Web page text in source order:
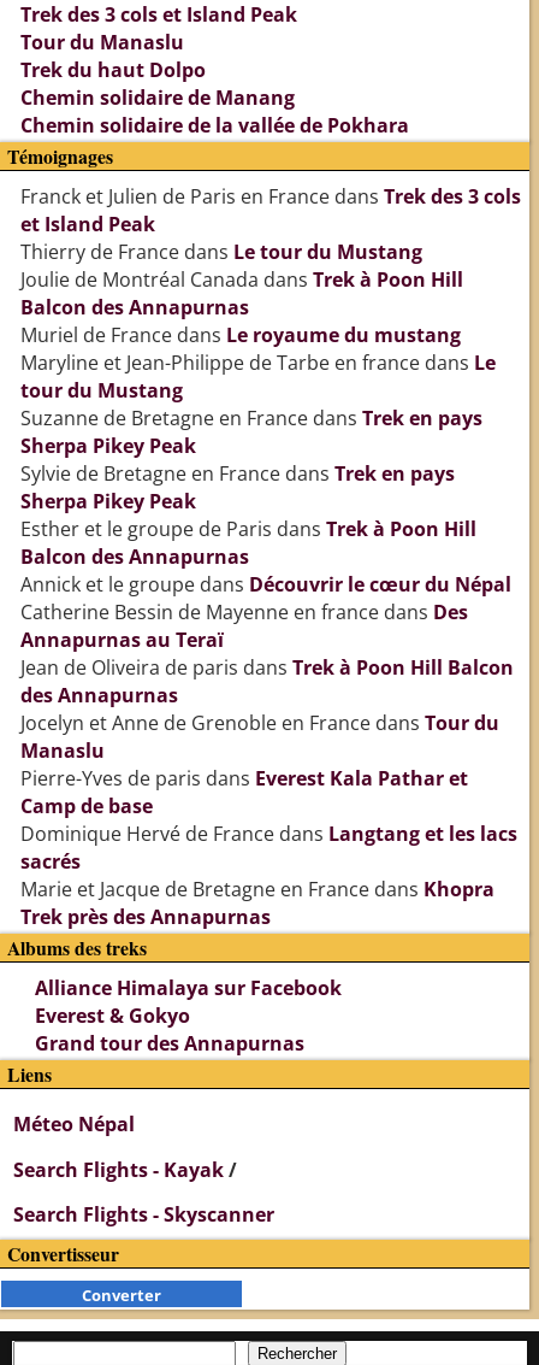
Trek des 3 cols et Island Peak
Tour du Manaslu
Trek du haut Dolpo
Chemin solidaire de Manang
Chemin solidaire de la vallée de Pokhara
Témoignages
Franck et Julien de Paris en Francedans Trek des 3 cols
et Island Peak
Thierry de Francedans Le tour du Mustang
Joulie de Montréal Canada dans Trek à Poon Hill
Balcon des Annapurnas
Muriel de Francedans Le royaume du mustang
Maryline et Jean-Philippe de Tarbe en francedans Le
tour du Mustang
Suzanne de Bretagne en Francedans Trek en pays
Sherpa Pikey Peak
Sylvie de Bretagne en Francedans Trek en pays
Sherpa Pikey Peak
Esther et le groupe de Paris dans Trek à Poon Hill
Balcon des Annapurnas
Annick et le groupedans Découvrir le cœur du Népal
Catherine Bessin de Mayenne en francedans Des
Annapurnas au Teraï
Jean de Oliveira de paris dans Trek à Poon Hill Balcon
des Annapurnas
Jocelyn et Anne de Grenoble en Francedans Tour du
Manaslu
Pierre-Yves de paris dans Everest Kala Pathar et
Camp de base
Dominique Hervé de Francedans Langtang et les lacs
sacrés
Marie et Jacque de Bretagne en Francedans Khopra
Trek près des Annapurnas
Albums des treks
Alliance Himalaya sur Facebook
Everest & Gokyo
Grand tour des Annapurnas
Liens
Méteo Népal
Search Flights - Kayak/
Search Flights - Skyscanner
Convertisseur
Converter
Rechercher